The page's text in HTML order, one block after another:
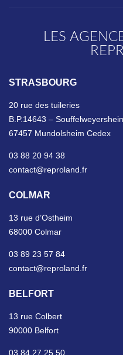
LES
STRASBOURG
20 rue des tuileries
B.P.14643 –
67457 Mundolsheim Cedex
03 88 20 94 38
contact@reproland.fr
COLMAR
13 rue d’Ostheim
68000 Colmar
03 89 23 57 84
contact@reproland.fr
BELFORT
13 rue Colbert
90000 Belfort
03 84 27 25 50